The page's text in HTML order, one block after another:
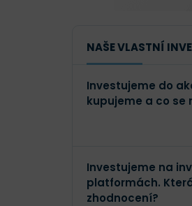
NAŠE VLASTNÍ
Investujeme do
kupujeme a co se
Investujeme na
platformách.
zhodnocení?